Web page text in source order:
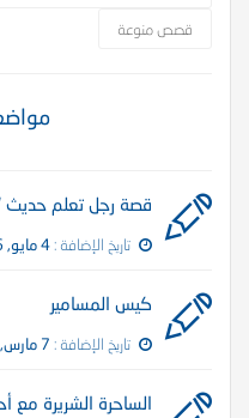
قصص منوعة
قصة رجل تعلم حديث
تاريخ الإضافة :4 مايو, 2026
كيس المسامير
تاريخ الإضافة : 7 مارس, 2026
الساحرة الشريرة مع